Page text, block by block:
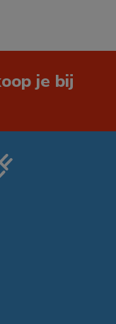
je bij